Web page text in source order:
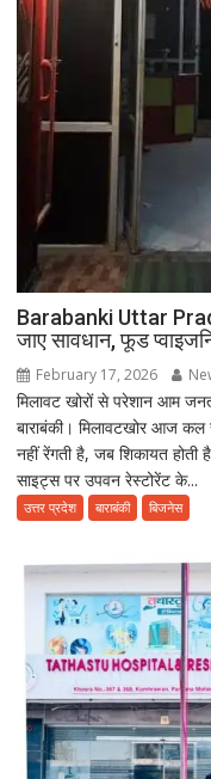
Barabanki Uttar
जाए सावधान, फूड
February 17, 2026
मिलावट खोरों से परेशान आम
बाराबंकी। मिलावटखोर आज
नहीं रेंगती है, जब शिकायत होती
साइट्स पर उपवन रेस्टोरेंट के...
उत्तर प्रदेश बाराबंकी बिजनेस